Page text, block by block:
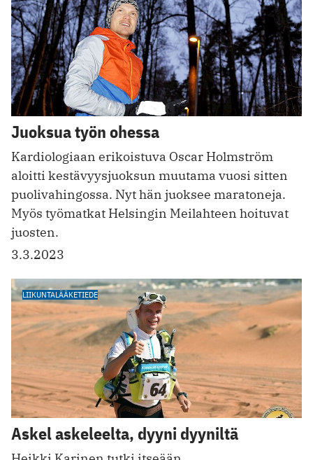
Juoksua työn ohessa
Kardiologiaan erikoistuva Oscar Holmström
aloitti kestävyysjuoksun muutama vuosi sitten
puolivahingossa. Nyt hän juoksee maratoneja.
Myös työmatkat Helsingin Meilahteen hoituvat
juosten.
3.3.2023
LIIKUNTALÄÄKETIEDE
Askel askeleelta, dyyni dyyniltä